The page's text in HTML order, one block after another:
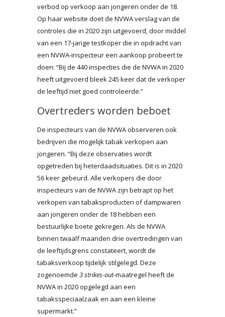
verbod op verkoop aan jongeren onder de 18.
Op haar website doet de NVWA verslag van de
controles die in 2020 zijn uitgevoerd, door middel
van een 17-jarige testkoper die in opdracht van
een NVWA-inspecteur een aankoop probeert te
doen: “Bij de 440 inspecties die de NVWA in 2020
heeft uitgevoerd bleek 245 keer dat de verkoper
de leeftijd niet goed controleerde.”
Overtreders worden beboet
De inspecteurs van de NVWA observeren ook
bedrijven die mogelijk tabak verkopen aan
jongeren. “Bij deze observaties wordt
opgetreden bij heterdaadsituaties. Dit is in 2020
56 keer gebeurd. Alle verkopers die door
inspecteurs van de NVWA zijn betrapt op het
verkopen van tabaksproducten of dampwaren
aan jongeren onder de 18 hebben een
bestuurlijke boete gekregen. Als de NVWA
binnen twaalf maanden drie overtredingen van
de leeftijdsgrens constateert, wordt de
tabaksverkoop tijdelijk stilgelegd. Deze
zogenoemde 3 strikes-out-maatregel heeft de
NVWA in 2020 opgelegd aan een
tabaksspeciaalzaak en aan een kleine
supermarkt.”